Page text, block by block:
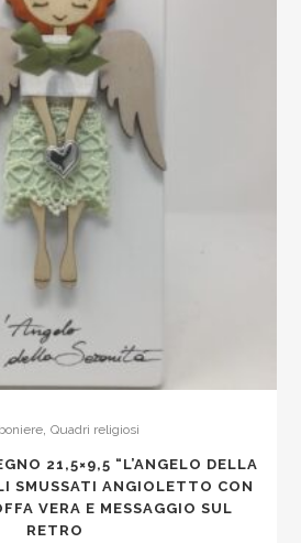
, Quadri religiosi
21,5×9,5 “L’ANGELO DELLA
SMUSSATI ANGIOLETTO CON
VERA E MESSAGGIO SUL
RETRO